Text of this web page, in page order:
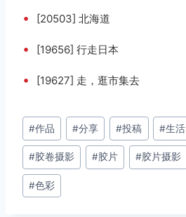
• [20503] 北海道
• [19656] 行走日本
• [19627] 走，逛市集去
文
章
标
签：
#作品 #分享 #投稿 #生活
#胶卷摄影 #胶片 #胶片摄影
#色彩